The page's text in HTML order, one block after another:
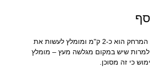
מהשער לבריכות המרחק הוא כ-2 ק"מ ומומלץ לעשות את
שיש במקום מגלשה מעץ – מומלץ
כי זה מסוכן.